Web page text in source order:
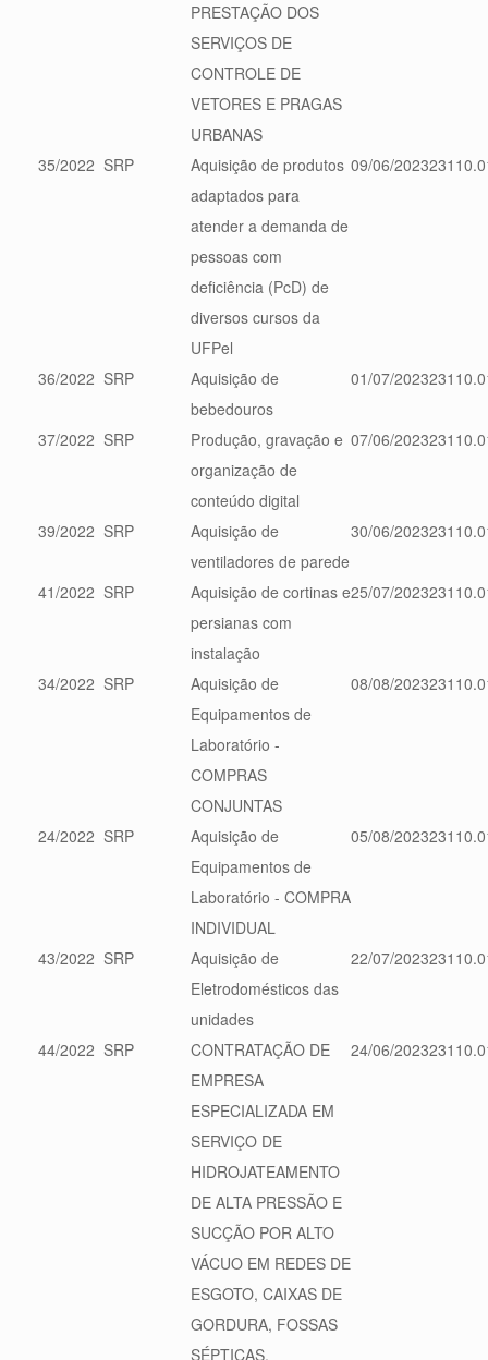
PRESTAÇÃO DOS
SERVIÇOS DE
CONTROLE DE
VETORES E PRAGAS
URBANAS
35/2022 SRP
Aquisição de produtos
adaptados para
atender a demanda de
pessoas com
deficiência (PcD) de
diversos cursos da
UFPel
09/06/2023
36/2022 SRP
Aquisição de
bebedouros
01/07/2023
37/2022 SRP
Produção, gravação e
organização de
conteúdo digital
07/06/2023
39/2022 SRP
Aquisição de
ventiladores de parede
30/06/2023
41/2022 SRP
Aquisição de cortinas e
persianas com
instalação
25/07/2023
34/2022 SRP
Aquisição de
Equipamentos de
Laboratório -
COMPRAS
CONJUNTAS
08/08/2023
24/2022 SRP
Aquisição de
Equipamentos de
Laboratório - COMPRA
INDIVIDUAL
05/08/2023
43/2022 SRP
Aquisição de
Eletrodomésticos das
unidades
22/07/2023
44/2022 SRP
CONTRATAÇÃO DE
EMPRESA
ESPECIALIZADA EM
SERVIÇO DE
HIDROJATEAMENTO
DE ALTA PRESSÃO E
SUCÇÃO POR ALTO
VÁCUO EM REDES DE
ESGOTO, CAIXAS DE
GORDURA, FOSSAS
SÉPTICAS,
24/06/2023